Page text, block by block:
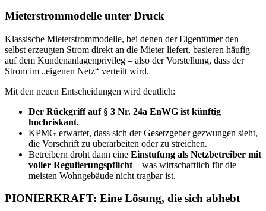
Mieterstrommodelle unter Druck
Klassische Mieterstrommodelle, bei denen der Eigentümer den
selbst erzeugten Strom direkt an die Mieter liefert, basieren häufig
auf dem Kundenanlagenprivileg – also der Vorstellung, dass der
Strom im „eigenen Netz“ verteilt wird.
Mit den neuen Entscheidungen wird deutlich:
Der Rückgriff auf § 3 Nr. 24a EnWG ist künftig
hochriskant.
KPMG erwartet, dass sich der Gesetzgeber gezwungen sieht,
die Vorschrift zu überarbeiten oder zu streichen.
Betreibern droht dann eine Einstufung als Netzbetreiber mit
voller Regulierungspflicht – was wirtschaftlich für die
meisten Wohngebäude nicht tragbar ist.
PIONIERKRAFT: Eine Lösung, die sich abhebt